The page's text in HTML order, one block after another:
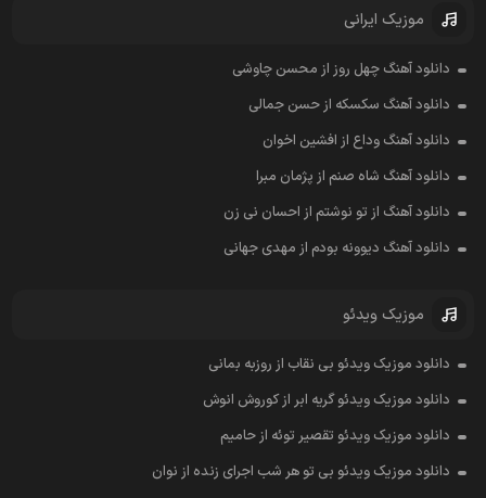
موزیک ایرانی
دانلود آهنگ چهل روز از محسن چاوشی
دانلود آهنگ سکسکه از حسن جمالی
دانلود آهنگ وداع از افشين اخوان
دانلود آهنگ شاه صنم از پژمان مبرا
دانلود آهنگ از تو نوشتم از احسان نی زن
دانلود آهنگ دیوونه بودم از مهدی جهانی
موزیک ویدئو
دانلود موزیک ویدئو بی نقاب از روزبه بمانی
دانلود موزیک ویدئو گریه ابر از کوروش انوش
دانلود موزیک ویدئو تقصیر توئه از حامیم
دانلود موزیک ویدئو بی تو هر شب اجرای زنده از نوان